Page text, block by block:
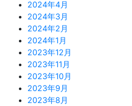
2024年4月
2024年3月
2024年2月
2024年1月
2023年12月
2023年11月
2023年10月
2023年9月
2023年8月